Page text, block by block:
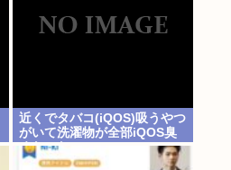
近くでタバコ(iQOS)吸うやつ
がいて洗濯物が全部iQOS臭
くなった